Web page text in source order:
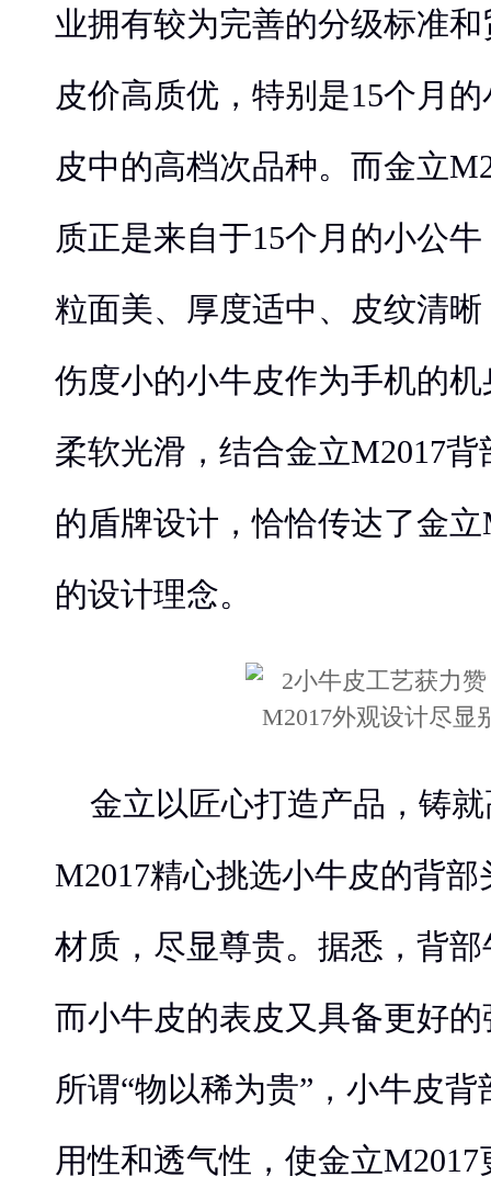
业拥有较为完善的分级标准
皮价高质优，特别是15个月
皮中的高档次品种。而金立
质正是来自于15个月的小公
粒面美、厚度适中、皮纹清
伤度小的小牛皮作为手机的
柔软光滑，结合金立M2017
的盾牌设计，恰恰传达了金
的设计理念。
金立以匠心打造产品，铸
M2017精心挑选小牛皮的背
材质，尽显尊贵。据悉，背
而小牛皮的表皮又具备更好
所谓“物以稀为贵”，小牛皮
用性和透气性，使金立